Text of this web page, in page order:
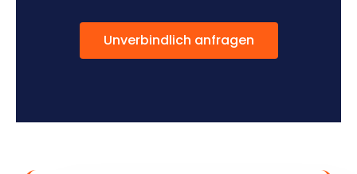
Unverbindlich anfragen